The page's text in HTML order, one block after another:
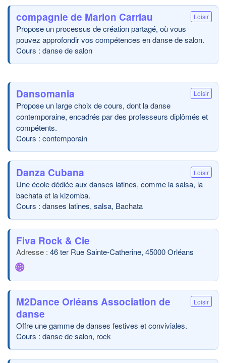
compagnie de Marion Carriau Loisir
Propose un processus de création partagé, où vous
pouvez approfondir vos compétences en danse de salon.
Cours : danse de salon
Dansomania Loisir
Propose un large choix de cours, dont la danse
contemporaine, encadrés par des professeurs diplômés et
compétents.
Cours : contemporain
Danza Cubana Loisir
Une école dédiée aux danses latines, comme la salsa, la
bachata et la kizomba.
Cours : danses latines, salsa, Bachata
Fiva Rock & Cie
46 ter Rue Sainte-Catherine, 45000 Orléans
🌐
M2Dance Orléans Association de
danse
Loisir
Offre une gamme de danses festives et conviviales.
Cours : danse de salon, rock